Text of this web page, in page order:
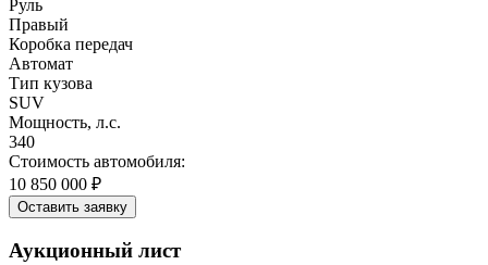
Руль
Правый
Коробка передач
Автомат
Тип кузова
SUV
Мощность, л.с.
340
Стоимость автомобиля:
10 850 000 ₽
Оставить заявку
Аукционный лист